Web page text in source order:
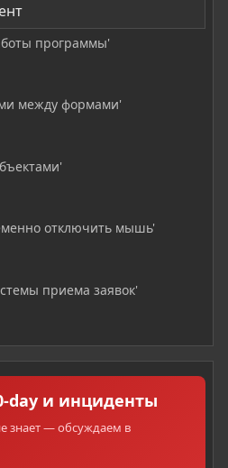
программы'
между формами'
отключить мышь'
приема заявок'
day и инциденты
знает — обсуждаем в